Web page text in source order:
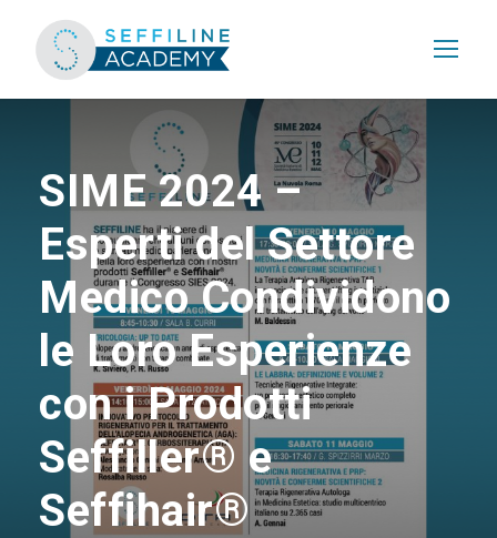
SIME 2024 –
Esperti del Settore
Medico Condividono
le Loro Esperienze
con i Prodotti
Seffiller® e
Seffihair®